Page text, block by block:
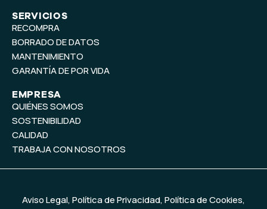
SERVICIOS
RECOMPRA
BORRADO DE DATOS
MANTENIMIENTO
GARANTÍA DE POR VIDA
EMPRESA
QUIÉNES SOMOS
SOSTENIBILIDAD
CALIDAD
TRABAJA CON NOSOTROS
Aviso Legal,Política de Privacidad,Política de Cookies,